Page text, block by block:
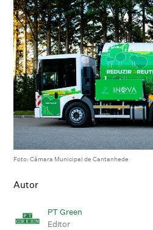
Foto: Câmara Municipal de Cantanhede
Autor
PT Green
Editor